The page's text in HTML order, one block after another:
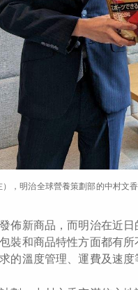
，明治全球營養策劃部的中村文香
佈新商品，而明治在近
裝和商品特性方面都有
的溫度管理、運費及速